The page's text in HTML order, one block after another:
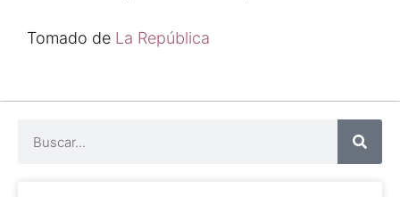
Tomado de La República